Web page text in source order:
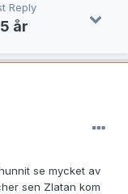
Reply
år
se mycket av
sen Zlatan kom